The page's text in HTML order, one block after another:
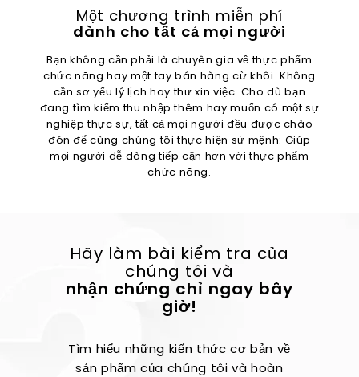
Một chương trình miễn phí
dành cho tất cả mọi người
Bạn không cần phải là chuyên gia về thực phẩm
chức năng hay một tay bán hàng cừ khôi. Không
cần sơ yếu lý lịch hay thư xin việc. Cho dù bạn
đang tìm kiếm thu nhập thêm hay muốn có một sự
nghiệp thực sự, tất cả mọi người đều được chào
đón để cùng chúng tôi thực hiện sứ mệnh: Giúp
mọi người dễ dàng tiếp cận hơn với thực phẩm
chức năng.
Hãy làm bài kiểm tra của
chúng tôi và
nhận chứng chỉ ngay bây
giờ!
Tìm hiểu những kiến ​​thức cơ bản về
sản phẩm của chúng tôi và hoàn